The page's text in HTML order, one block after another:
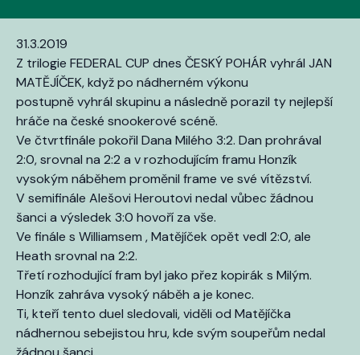
31.3.2019
Z trilogie FEDERAL CUP dnes ČESKÝ POHÁR vyhrál JAN
MATĚJÍČEK, když po nádherném výkonu
postupně vyhrál skupinu a následně porazil ty nejlepší
hráče na české snookerové scéně.
Ve čtvrtfinále pokořil Dana Milého 3:2. Dan prohrával
2:0, srovnal na 2:2 a v rozhodujícím framu Honzík
vysokým náběhem proměnil frame ve své vítězství.
V semifinále Alešovi Heroutovi nedal vůbec žádnou
šanci a výsledek 3:0 hovoří za vše.
Ve finále s Williamsem , Matějíček opět vedl 2:0, ale
Heath srovnal na 2:2.
Třetí rozhodující fram byl jako přez kopirák s Milým.
Honzík zahráva vysoký náběh a je konec.
Ti, kteří tento duel sledovali, viděli od Matějíčka
nádhernou sebejistou hru, kde svým soupeřům nedal